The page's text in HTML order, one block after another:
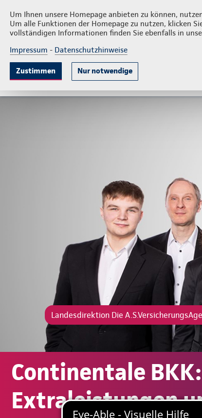
Um Ihnen unsere Homepage anbieten zu können,
Um alle Funktionen der Homepage zu nutzen, klicken
vollständigen Informationen finden Sie ebenfalls in
Impressum - Datenschutzhinweise
Zustimmen Nur notwendige
Die A.S.VersicherungsAgenten GmbH
KrankenversicherungLebensversicherung
Landesdirektion Die
Continentale
Extraleistungen